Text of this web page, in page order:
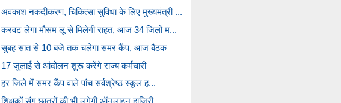
अवकाश नकदीकरण, चिकित्सा सुविधा के लिए मुख्यमंत्री ...
करवट लेगा मौसम लू से मिलेगी राहत, आज 34 जिलों म...
सुबह सात से 10 बजे तक चलेगा समर कैंप, आज बैठक
17 जुलाई से आंदोलन शुरू करेंगे राज्य कर्मचारी
हर जिले में समर कैंप वाले पांच सर्वश्रेष्ठ स्कूल ह...
शिक्षकों संग छात्रों की भी लगेगी ऑनलाइन हाजिरी